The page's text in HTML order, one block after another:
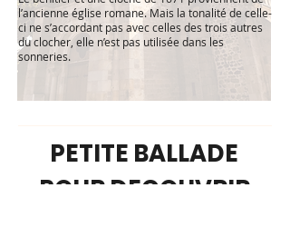
l’ancienne église romane. Mais la tonalité de celle-
ci ne s’accordant pas avec celles des trois autres
du clocher, elle n’est pas utilisée dans les
sonneries.
PETITE BALLADE
POUR DECOUVRIR